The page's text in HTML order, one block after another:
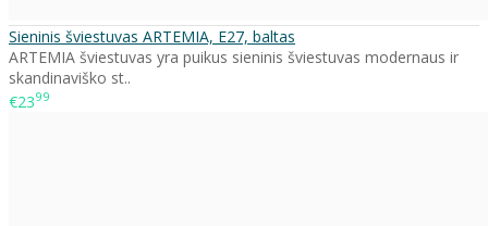
Sieninis šviestuvas ARTEMIA, E27, baltas
ARTEMIA šviestuvas yra puikus sieninis šviestuvas modernaus ir
skandinaviško st..
€2399